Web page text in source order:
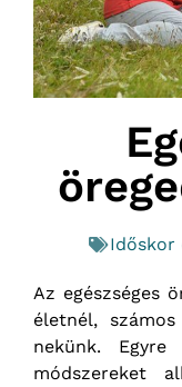
Időskor
Az egészséges
életnél,
nekünk.
módszereket